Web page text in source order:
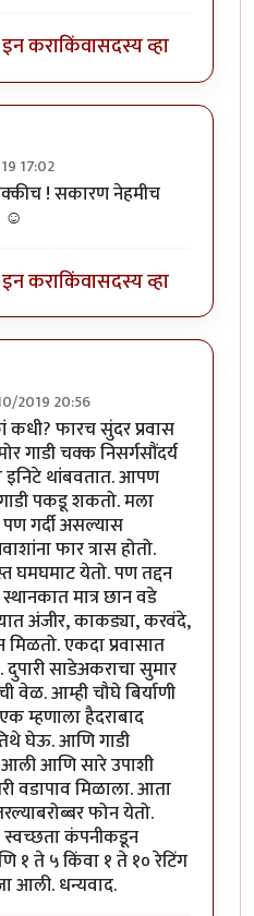
कराकिंवासदस्य व्हा
17:02
! सकारण नेहमीच
☺️
कराकिंवासदस्य व्हा
2019 20:56
फारच सुंदर प्रवास
गाडी चक्क निसर्गसौंदर्य
इनिटे थांबवतात. आपण
पकडू शकतो. मला
गर्दी असल्यास
फार त्रास होतो.
घमघमाट येतो. पण तद्दन
मात्र छान वडे
अंजीर, काकड्या, करवंदे,
एकदा प्रवासात
साडेअकराचा सुमार
आम्ही चौघे बिर्याणी
म्हणाला हैदराबाद
घेऊ. आणि गाडी
आणि सारे उपाशी
वडापाव मिळाला. आता
फोन येतो.
कंपनीकडून
१ ते ५ किंवा १ ते १० रेटिंग
आली. धन्यवाद.